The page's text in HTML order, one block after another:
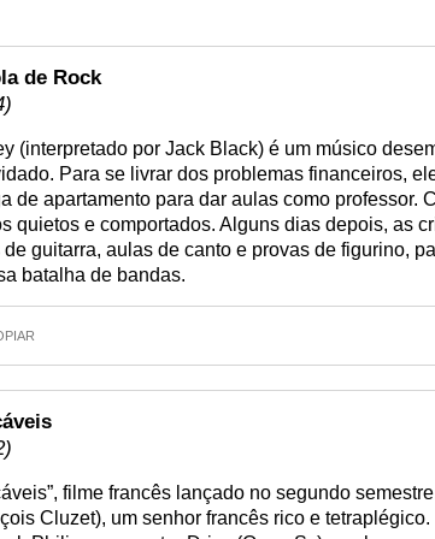
de Rock
(interpretado por Jack Black) é um músico
Para se livrar dos problemas financeiros,
de apartamento para dar aulas como professor.
quietos e comportados. Alguns dias depois, as
guitarra, aulas de canto e provas de figurino,
batalha de bandas.
filme francês lançado no segundo
Cluzet), um senhor francês rico e